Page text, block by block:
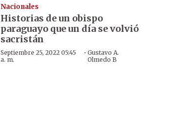
Nacionales
Historias de un obispo
paraguayo que un día se volvió
sacristán
Septiembre 25, 2022 05:45
a. m.
· Gustavo A.
Olmedo B